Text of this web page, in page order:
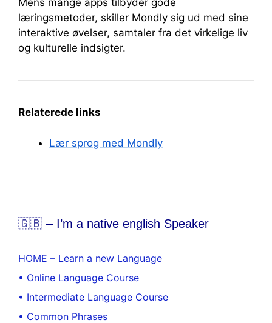
Mens mange apps tilbyder gode
læringsmetoder, skiller Mondly sig ud med sine
interaktive øvelser, samtaler fra det virkelige liv
og kulturelle indsigter.
Relaterede links
Lær sprog med Mondly
🇬🇧 – I’m a native english Speaker
HOME – Learn a new Language
• Online Language Course
• Intermediate Language Course
• Common Phrases